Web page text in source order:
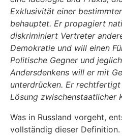
Exklusivität einer
behauptet. Er propagiert
diskriminiert Vertreter
Demokratie und will einen
Politische Gegner und
Andersdenkens will er mit
unterdrücken. Er
Lösung zwischenstaatlicher
Was in Russland vorgeht,
vollständig dieser Definition.